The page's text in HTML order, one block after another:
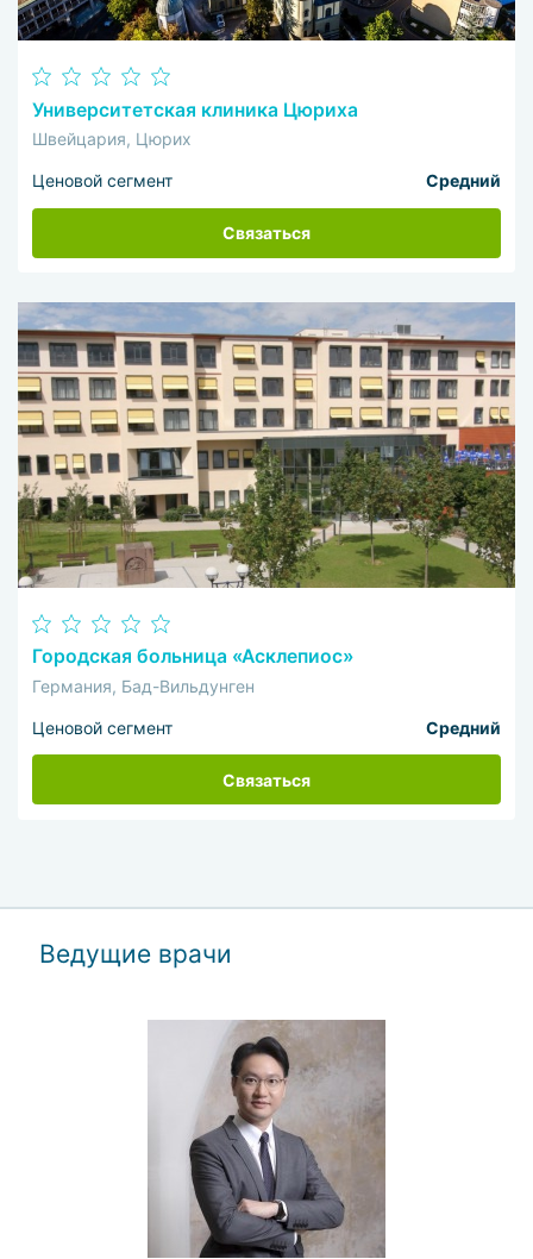
Университетская клиника Цюриха
Швейцария, Цюрих
Ценовой сегмент Средний
Связаться
Городская больница «Асклепиос»
Германия, Бад-Вильдунген
Ценовой сегмент Средний
Связаться
Ведущие врачи